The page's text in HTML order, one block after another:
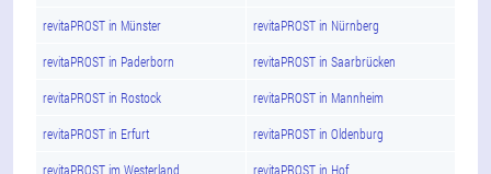
revitaPROST in Münster revitaPROST in Nürnberg
revitaPROST in Paderborn revitaPROST in Saarbrücken
revitaPROST in Rostock revitaPROST in Mannheim
revitaPROST in Erfurt revitaPROST in Oldenburg
revitaPROST im Westerland revitaPROST in Hof